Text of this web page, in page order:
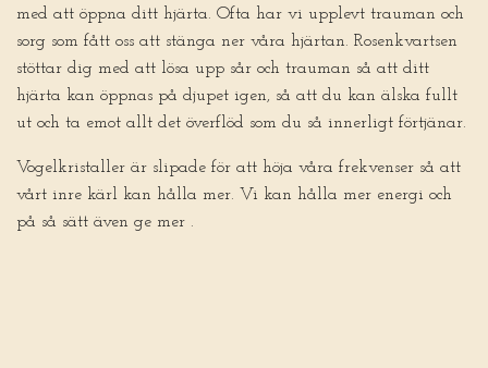
med att öppna ditt hjärta. Ofta har vi upplevt trauman och
sorg som fått oss att stänga ner våra hjärtan. Rosenkvartsen
stöttar dig med att lösa upp sår och trauman så att ditt
hjärta kan öppnas på djupet igen, så att du kan älska fullt
ut och ta emot allt det överflöd som du så innerligt förtjänar.
Vogelkristaller är slipade för att höja våra frekvenser så att
vårt inre kärl kan hålla mer. Vi kan hålla mer energi och
på så sätt även ge mer .